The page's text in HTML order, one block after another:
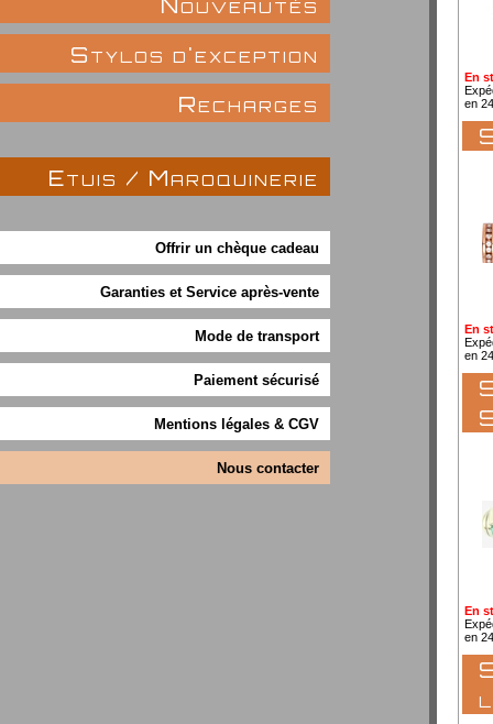
Stylos d'exception
Recharges
Etuis / Maroquinerie
Offrir un chèque cadeau
Garanties et Service après-vente
Mode de transport
Paiement sécurisé
Mentions légales & CGV
Nous contacter
En
en
En
en
En
en